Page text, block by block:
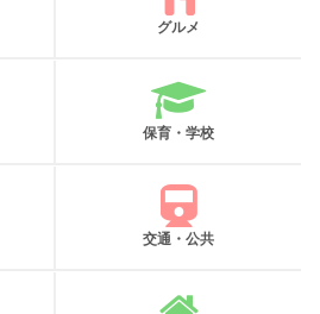
グルメ
保育・学校
交通・公共